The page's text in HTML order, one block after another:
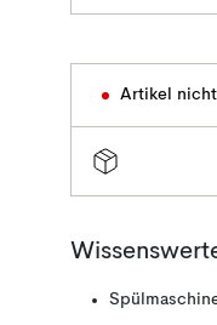
Artikel